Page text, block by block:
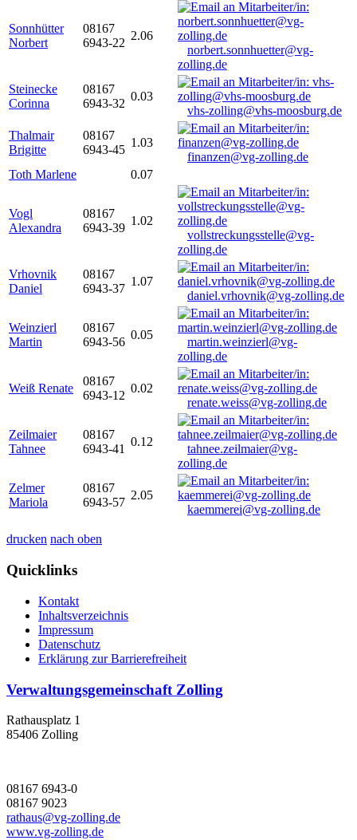
Sonnhütter
Norbert
08167
6943-22
2.06
norbert.sonnhuetter@vg-
zolling.de
Steinecke
Corinna
08167
6943-32
0.03
vhs-zolling@vhs-moosburg.de
Thalmair
Brigitte
08167
6943-45
1.03
finanzen@vg-zolling.de
Toth Marlene
0.07
Vogl
Alexandra
08167
6943-39
1.02
vollstreckungsstelle@vg-
zolling.de
Vrhovnik
Daniel
08167
6943-37
1.07
daniel.vrhovnik@vg-zolling.de
Weinzierl
Martin
08167
6943-56
0.05
martin.weinzierl@vg-
zolling.de
Weiß Renate
08167
6943-12
0.02
renate.weiss@vg-zolling.de
Zeilmaier
Tahnee
08167
6943-41
0.12
tahnee.zeilmaier@vg-
zolling.de
Zelmer
Mariola
08167
6943-57
2.05
kaemmerei@vg-zolling.de
drucken nach oben
Quicklinks
Kontakt
Inhaltsverzeichnis
Impressum
Datenschutz
Erklärung zur Barrierefreiheit
Verwaltungsgemeinschaft Zolling
Rathausplatz 1
85406 Zolling
08167 6943-0
08167 9023
rathaus@vg-zolling.de
www.vg-zolling.de